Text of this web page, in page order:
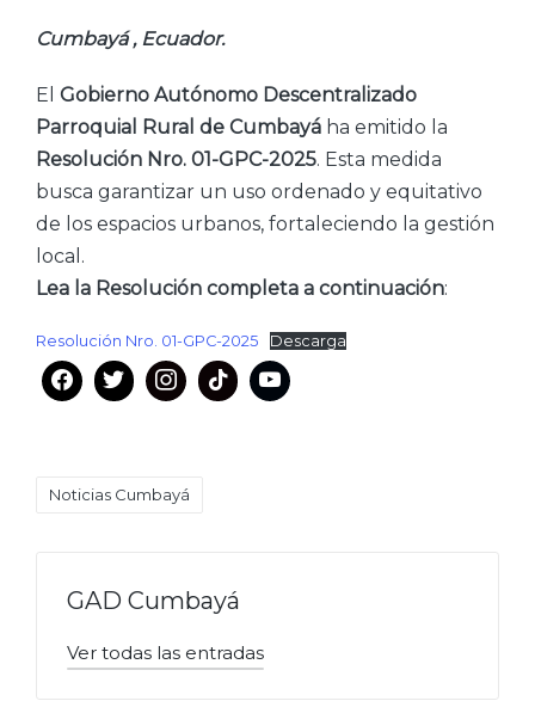
Cumbayá , Ecuador.
El Gobierno Autónomo Descentralizado
Parroquial Rural de Cumbayá ha emitido la
Resolución Nro. 01-GPC-2025. Esta medida
busca garantizar un uso ordenado y equitativo
de los espacios urbanos, fortaleciendo la gestión
local.
Lea la Resolución completa a continuación:
Resolución Nro. 01-GPC-2025 Descarga
Noticias Cumbayá
GAD Cumbayá
Ver todas las entradas